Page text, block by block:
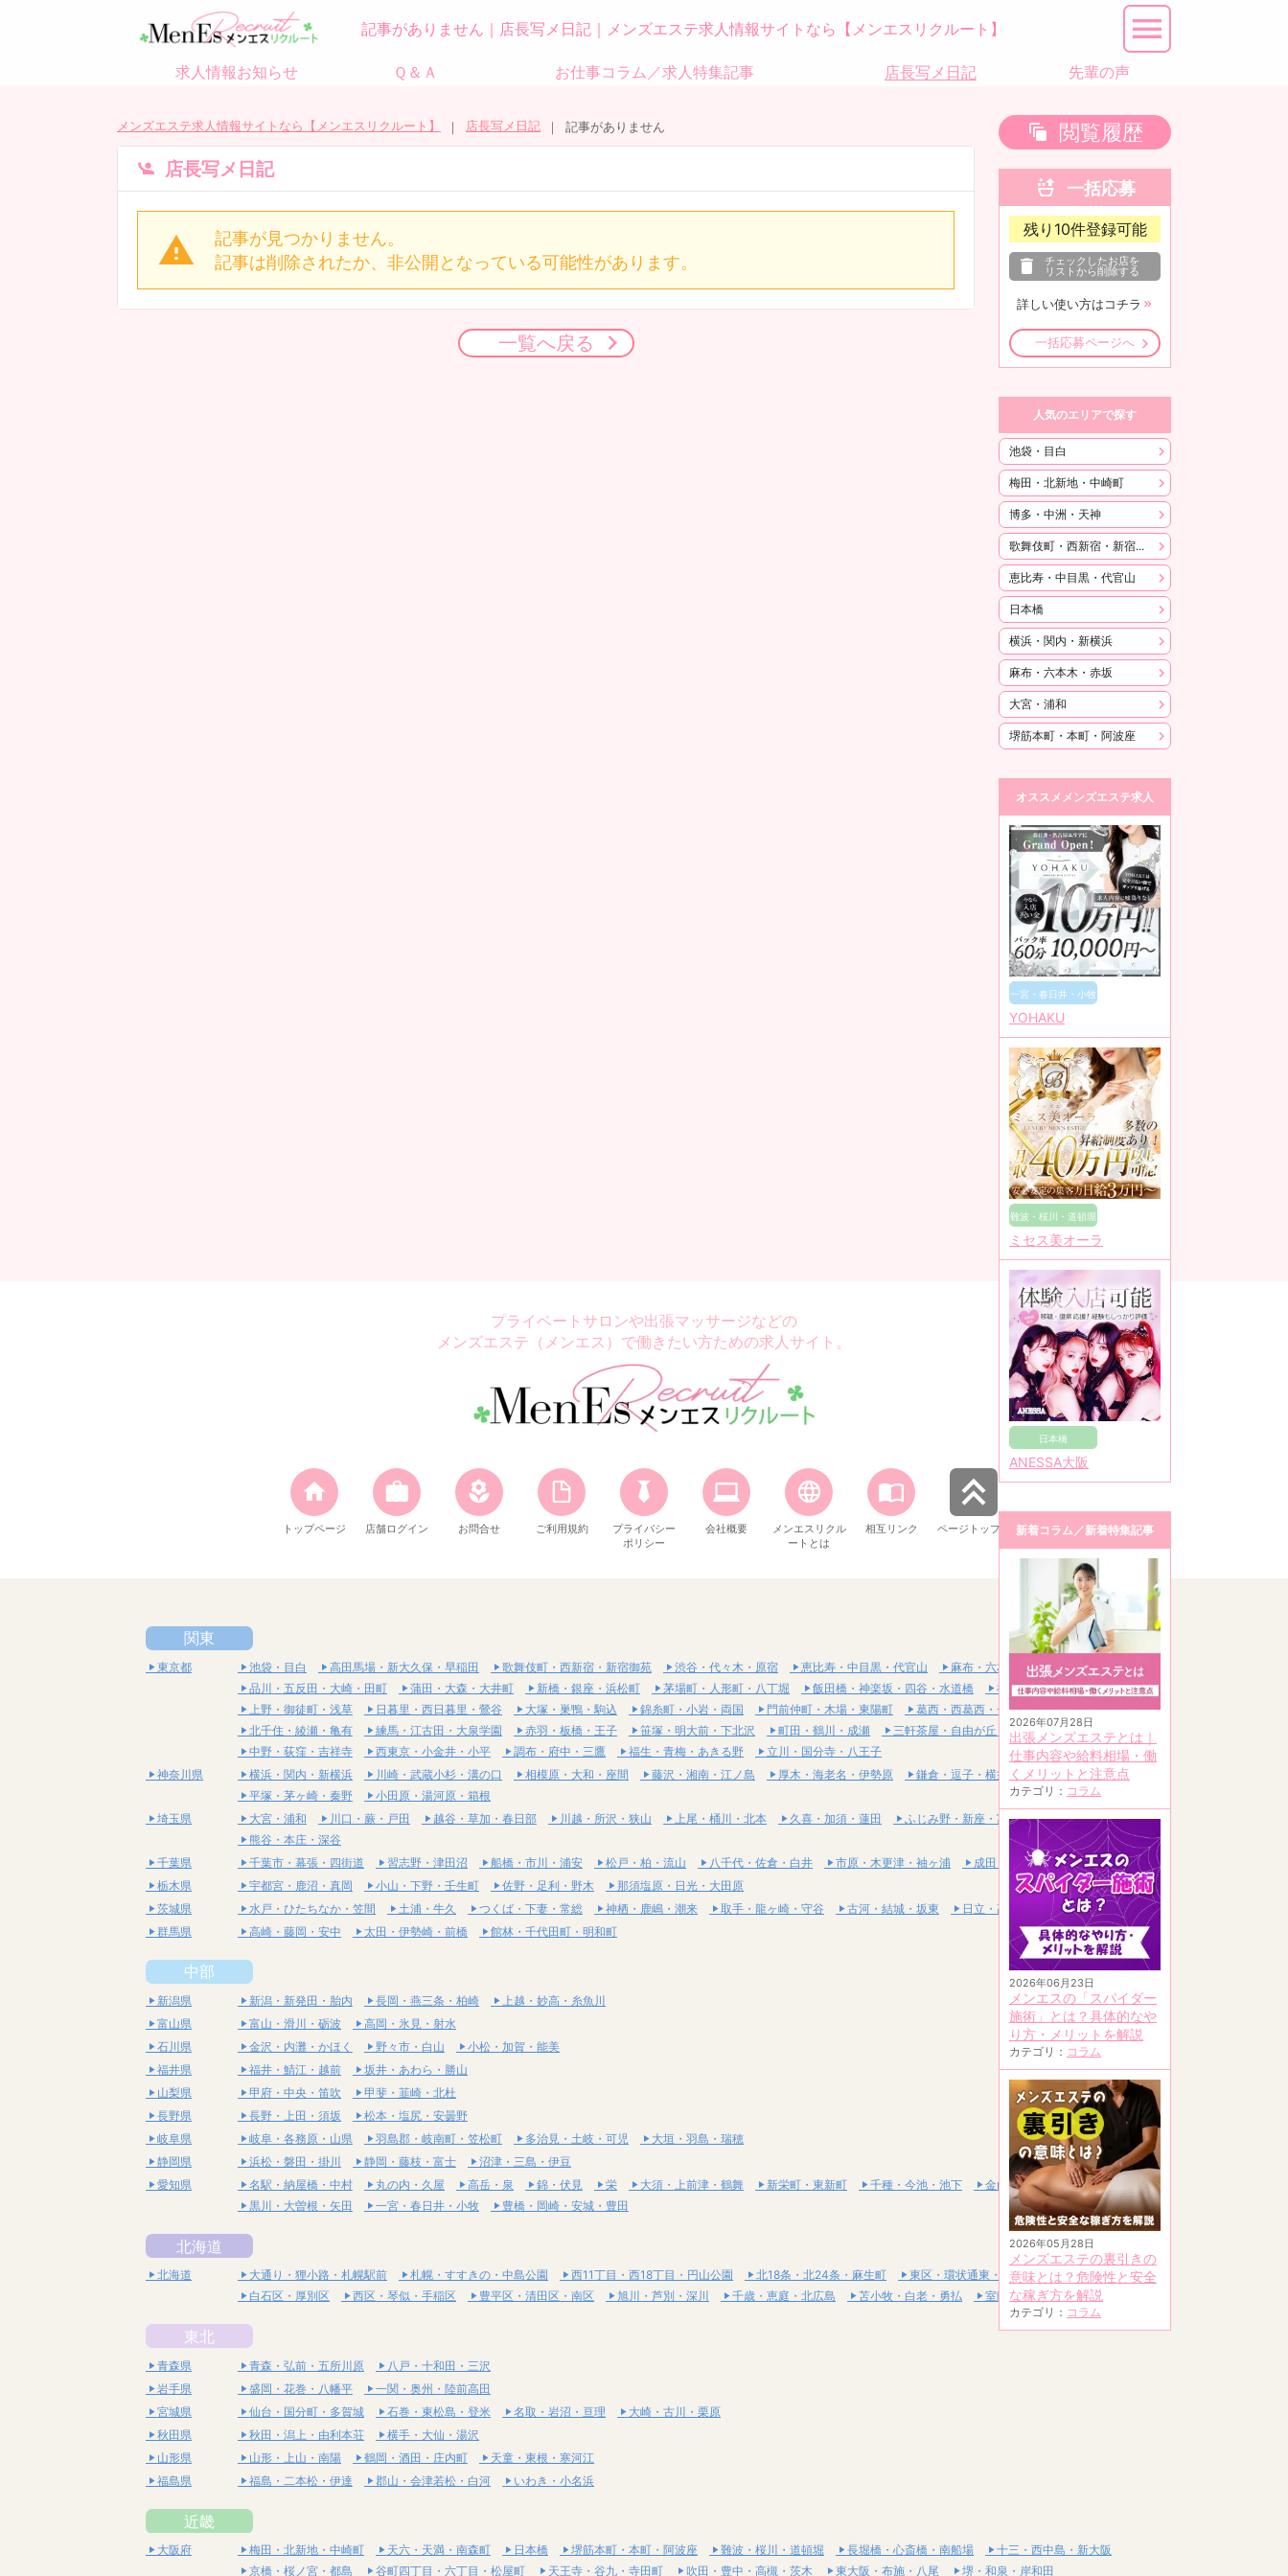
記事がありません｜店長写メ日記｜メンズエステ求人情報サイトなら【メンエスリクルート】
求人情報お知らせ Ｑ＆Ａ お仕事コラム／求人特集記事 店長写メ日記 先輩の声
メンズエステ求人情報サイトなら【メンエスリクルート】 店長写メ日記 記事がありません
店長写メ日記
記事が見つかりません。
記事は削除されたか、非公開となっている可能性があります。
一覧へ戻る
閲覧履歴
一括応募
残り 10件登録可能
チェックしたお店を
リストから削除する
詳しい使い方はコチラ
一括応募ページへ
人気のエリアで探す
池袋・目白
梅田・北新地・中崎町
博多・中洲・天神
歌舞伎町・西新宿・新宿御苑
恵比寿・中目黒・代官山
日本橋
横浜・関内・新横浜
麻布・六本木・赤坂
大宮・浦和
堺筋本町・本町・阿波座
オススメメンズエステ求人
一宮・春日井・小牧
YOHAKU
難波・桜川・道頓堀
ミセス美オーラ
日本橋
ANESSA大阪
新着コラム／新着特集記事
2026年07月28日
出張メンズエステとは｜
仕事内容や給料相場・働
くメリットと注意点
カテゴリ： コラム
2026年06月23日
メンエスの「スパイダー
施術」とは？具体的なや
り方・メリットを解説
カテゴリ： コラム
2026年05月28日
メンズエステの裏引きの
意味とは？危険性と安全
な稼ぎ方を解説
カテゴリ： コラム
プライベートサロンや出張マッサージなどの
メンズエステ（メンエス）で働きたい方ための求人サイト。
トップページ 店舗ログイン お問合せ ご利用規約
プライバシー
ポリシー
会社概要
メンエスリクル
ートとは
相互リンク ページトップへ
関東
東京都 池袋・目白 高田馬場・新大久保・早稲田 歌舞伎町・西新宿・新宿御苑 渋谷・代々木・原宿 恵比寿・中目黒・代官山
麻布・六本木・赤坂
品川・五反田・大崎・田町
蒲田・大森・大井町 新橋・銀座・浜松町 茅場町・人形町・八丁堀 飯田橋・神楽坂・四谷・水道橋
神田・秋葉原・浅草橋
上野・御徒町・浅草
日暮里・西日暮里・鶯谷 大塚・巣鴨・駒込 錦糸町・小岩・両国 門前仲町・木場・東陽町
葛西・西葛西・一之江
北千住・綾瀬・亀有
練馬・江古田・大泉学園 赤羽・板橋・王子 笹塚・明大前・下北沢 町田・鶴川・成瀬
三軒茶屋・自由が丘・二子玉川
中野・荻窪・吉祥寺
西東京・小金井・小平 調布・府中・三鷹 福生・青梅・あきる野
立川・国分寺・八王子
神奈川県
横浜・関内・新横浜 川崎・武蔵小杉・溝の口 相模原・大和・座間 藤沢・湘南・江ノ島 厚木・海老名・伊勢原
鎌倉・逗子・横須賀
平塚・茅ヶ崎・秦野
小田原・湯河原・箱根
埼玉県
大宮・浦和 川口・蕨・戸田 越谷・草加・春日部 川越・所沢・狭山 上尾・桶川・北本 久喜・加須・蓮田
ふじみ野・新座・富士見
熊谷・本庄・深谷
千葉県
千葉市・幕張・四街道 習志野・津田沼 船橋・市川・浦安 松戸・柏・流山 八千代・佐倉・白井 市原・木更津・袖ヶ浦
成田・富里・印西
栃木県
宇都宮・鹿沼・真岡 小山・下野・壬生町 佐野・足利・野木
那須塩原・日光・大田原
茨城県
水戸・ひたちなか・笠間 土浦・牛久 つくば・下妻・常総 神栖・鹿嶋・潮来 取手・龍ヶ崎・守谷 古河・結城・坂東
日立・高萩・常陸太田
群馬県
高崎・藤岡・安中 太田・伊勢崎・前橋 館林・千代田町・明和町
中部
新潟県 新潟・新発田・胎内 長岡・燕三条・柏崎
上越・妙高・糸魚川
富山県
富山・滑川・砺波
高岡・氷見・射水
石川県
金沢・内灘・かほく 野々市・白山
小松・加賀・能美
福井県
福井・鯖江・越前
坂井・あわら・勝山
山梨県
甲府・中央・笛吹
甲斐・韮崎・北杜
長野県
長野・上田・須坂
松本・塩尻・安曇野
岐阜県
岐阜・各務原・山県 羽島郡・岐南町・笠松町 多治見・土岐・可児
大垣・羽島・瑞穂
静岡県
浜松・磐田・掛川 静岡・藤枝・富士
沼津・三島・伊豆
愛知県
名駅・納屋橋・中村 丸の内・久屋 高岳・泉 錦・伏見 栄 大須・上前津・鶴舞 新栄町・東新町 千種・今池・池下
金山・熱田
黒川・大曽根・矢田
一宮・春日井・小牧 豊橋・岡崎・安城・豊田
北海道
北海道 大通り・狸小路・札幌駅前 札幌・すすきの・中島公園 西11丁目・西18丁目・円山公園 北18条・北24条・麻生町
東区・環状通東・新道東
白石区・厚別区
西区・琴似・手稲区 豊平区・清田区・南区 旭川・芦別・深川 千歳・恵庭・北広島 苫小牧・白老・勇払 室蘭・登別・伊達
東北
青森県 青森・弘前・五所川原
八戸・十和田・三沢
岩手県
盛岡・花巻・八幡平
一関・奥州・陸前高田
宮城県
仙台・国分町・多賀城 石巻・東松島・登米 名取・岩沼・亘理
大崎・古川・栗原
秋田県
秋田・潟上・由利本荘
横手・大仙・湯沢
山形県
山形・上山・南陽 鶴岡・酒田・庄内町
天童・東根・寒河江
福島県
福島・二本松・伊達 郡山・会津若松・白河 いわき・小名浜
近畿
大阪府 梅田・北新地・中崎町 天六・天満・南森町 日本橋 堺筋本町・本町・阿波座 難波・桜川・道頓堀 長堀橋・心斎橋・南船場
十三・西中島・新大阪
京橋・桜ノ宮・都島
谷町四丁目・六丁目・松屋町 天王寺・谷九・寺田町 吹田・豊中・高槻・茨木 東大阪・布施・八尾 堺・和泉・岸和田